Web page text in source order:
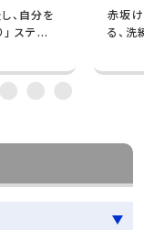
分を
...
赤坂けや
る、洗練の